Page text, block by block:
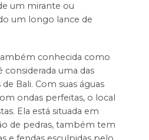
um mirante ou
um longo lance de
conhecida como
considerada uma das
Bali. Com suas águas
ondas perfeitas, o local
Ela está situada em
de pedras, também tem